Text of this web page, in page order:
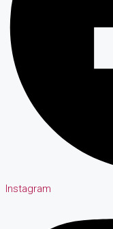
Instagram